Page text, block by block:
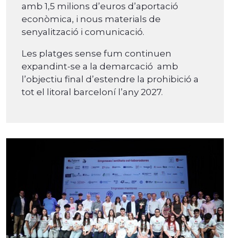
amb 1,5 milions d’euros d’aportació
econòmica, i nous materials de
senyalització i comunicació.
Les platges sense fum continuen
expandint-se a la demarcació amb
l’objectiu final d’estendre la prohibició a
tot el litoral barceloní l’any 2027.